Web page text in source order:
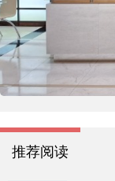
推荐阅读